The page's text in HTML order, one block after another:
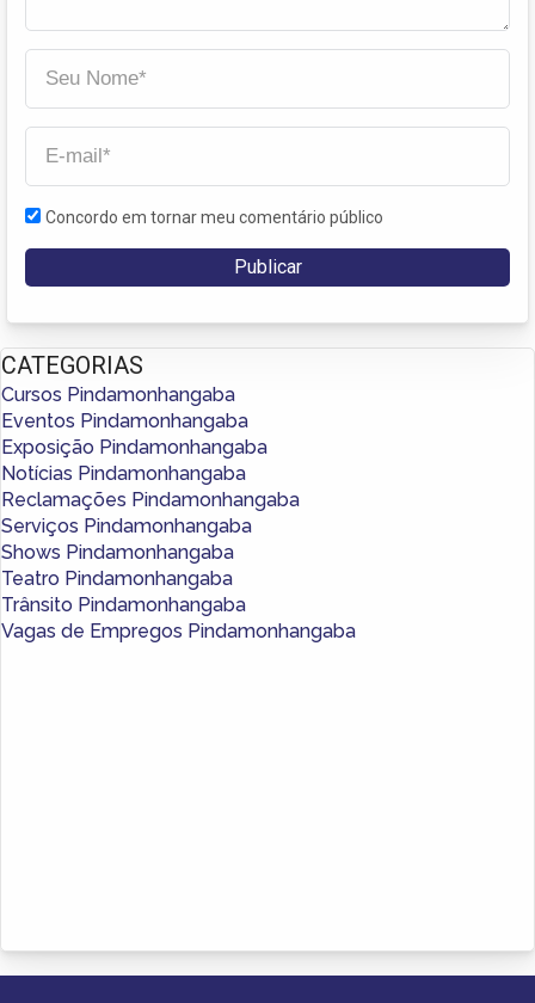
Concordo em tornar meu comentário público
CATEGORIAS
Cursos Pindamonhangaba
Eventos Pindamonhangaba
Exposição Pindamonhangaba
Notícias Pindamonhangaba
Reclamações Pindamonhangaba
Serviços Pindamonhangaba
Shows Pindamonhangaba
Teatro Pindamonhangaba
Trânsito Pindamonhangaba
Vagas de Empregos Pindamonhangaba